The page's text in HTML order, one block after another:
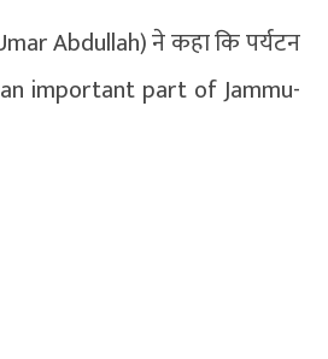
Abdullah) ने कहा कि पर्यटन
important part of Jammu-